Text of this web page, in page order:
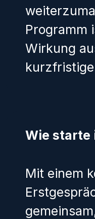
Programm
Wirkung
Wie starte
Mit einem